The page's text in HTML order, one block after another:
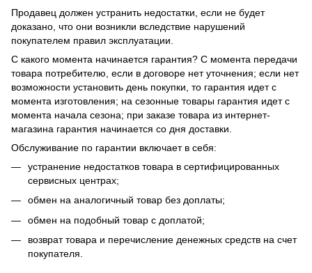
Продавец должен устранить недостатки, если не будет
доказано, что они возникли вследствие нарушений
покупателем правил эксплуатации.
С какого момента начинается гарантия? С момента передачи
товара потребителю, если в договоре нет уточнения; если нет
возможности установить день покупки, то гарантия идет с
момента изготовления; на сезонные товары гарантия идет с
момента начала сезона; при заказе товара из интернет-
магазина гарантия начинается со дня доставки.
Обслуживание по гарантии включает в себя:
устранение недостатков товара в сертифицированных
сервисных центрах;
обмен на аналогичный товар без доплаты;
обмен на подобный товар с доплатой;
возврат товара и перечисление денежных средств на счет
покупателя.